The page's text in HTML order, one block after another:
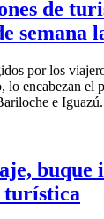
de
semana
por los
lo encabezan el
e Iguazú.
buque
turística